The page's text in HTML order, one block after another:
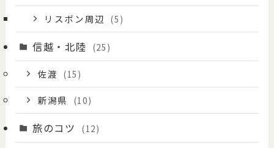
リスボン周辺 (5)
信越・北陸 (25)
佐渡 (15)
新潟県 (10)
旅のコツ (12)